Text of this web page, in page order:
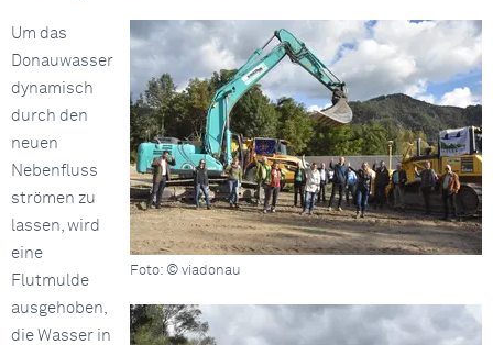
Foto: © viadonau
Um das
Donauwasser
dynamisch
durch den
neuen
Nebenfluss
strömen zu
lassen, wird
eine
Flutmulde
ausgehoben,
die Wasser in